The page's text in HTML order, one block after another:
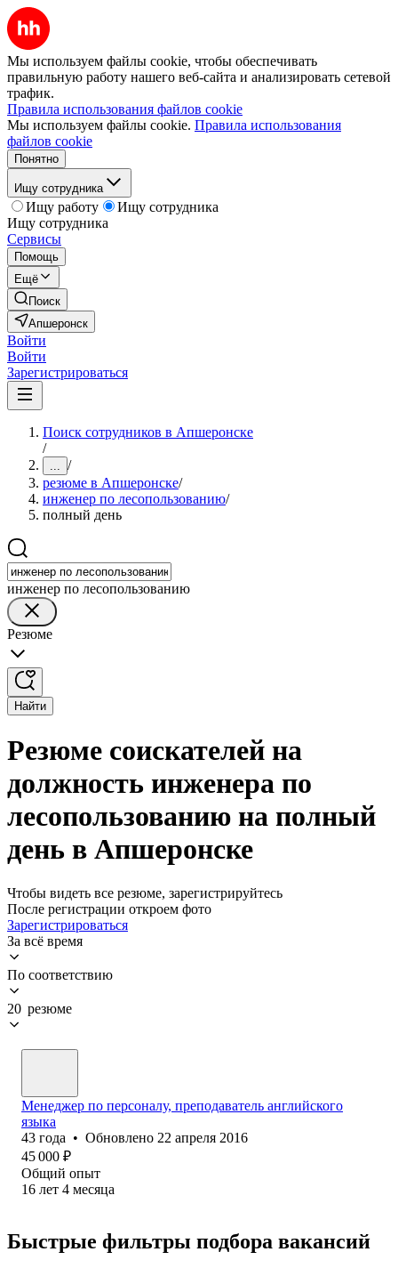
Мы используем файлы cookie, чтобы обеспечивать
правильную работу нашего веб-сайта и анализировать сетевой
трафик.
Правила использования файлов cookie
Мы используем файлы cookie. Правила использования
файлов cookie
Понятно
Ищу сотрудника
Ищу работу
Ищу сотрудника
Ищу сотрудника
Сервисы
Помощь
Ещё
Поиск
Апшеронск
Войти
Войти
Зарегистрироваться
Поиск сотрудников в Апшеронске
/
... /
резюме в Апшеронске/
инженер по лесопользованию/
полный день
инженер по лесопользованию
Резюме
Найти
Резюме соискателей на
должность инженера по
лесопользованию на полный
день в Апшеронске
Чтобы видеть все резюме, зарегистрируйтесь
После регистрации откроем фото
Зарегистрироваться
За всё время
По соответствию
20 резюме
Менеджер по персоналу, преподаватель английского
языка
43 года • Обновлено 22 апреля 2016
45 000 ₽
Общий опыт
16 лет 4 месяца
Быстрые фильтры подбора вакансий